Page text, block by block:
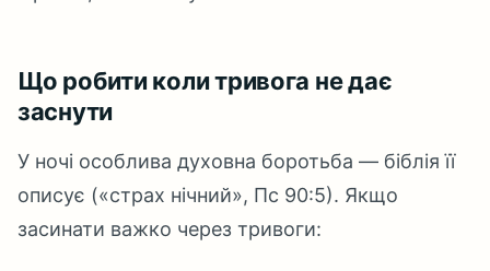
Що робити коли тривога не дає
заснути
У ночі особлива духовна боротьба — біблія її
описує («страх нічний», Пс 90:5). Якщо
засинати важко через тривоги: